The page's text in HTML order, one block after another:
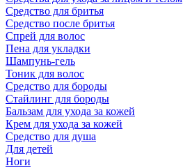
Средство для бритья
Средство после бритья
Спрей для волос
Пена для укладки
Шампунь-гель
Тоник для волос
Средство для бороды
Стайлинг для бороды
Бальзам для ухода за кожей
Крем для ухода за кожей
Средство для душа
Для детей
Ноги